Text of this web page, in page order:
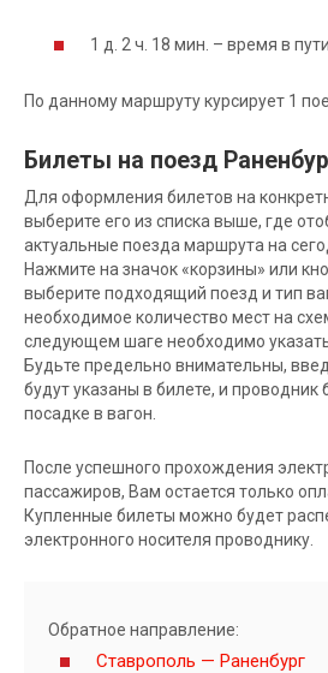
1 д. 2 ч. 18 мин. – время в
По данному маршруту курсирует 1
Билеты на поезд
Для оформления билетов на
выберите его из списка выше, где
актуальные поезда маршрута на
Нажмите на значок «корзины» или
выберите подходящий поезд и тип
необходимое количество мест на
следующем шаге необходимо
Будьте предельно внимательны,
будут указаны в билете, и проводник
посадке в вагон.
После успешного прохождения
пассажиров, Вам остается только
Купленные билеты можно будет
электронного носителя проводнику.
Обратное направление:
Ставрополь — Раненбург